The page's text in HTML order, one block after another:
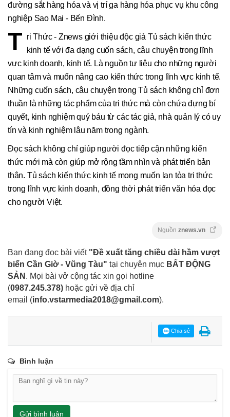
đường sắt hàng hóa và vị trí ga hàng hóa phục vụ khu công
nghiệp Sao Mai - Bến Đình.
T ri Thức - Znews giới thiệu độc giả Tủ sách kiến thức
kinh tế với đa dạng cuốn sách, câu chuyện trong lĩnh
vực kinh doanh, kinh tế. Là nguồn tư liệu cho những người
quan tâm và muốn nâng cao kiến thức trong lĩnh vực kinh tế.
Những cuốn sách, câu chuyện trong Tủ sách không chỉ đơn
thuần là những tác phẩm của tri thức mà còn chứa đựng bí
quyết, kinh nghiệm quý báu từ các tác giả, nhà quản lý có uy
tín và kinh nghiệm lâu năm trong ngành.
Đọc sách không chỉ giúp người đọc tiếp cận những kiến
thức mới mà còn giúp mở rộng tầm nhìn và phát triển bản
thân. Tủ sách kiến thức kinh tế mong muốn lan tỏa tri thức
trong lĩnh vực kinh doanh, đồng thời phát triển văn hóa đọc
cho người Việt.
Nguồn znews.vn
Bạn đang đọc bài viết "Đề xuất tăng chiều dài hầm vượt
biển Cần Giờ - Vũng Tàu" tại chuyên mục BẤT ĐỘNG
SẢN . Mọi bài vở cộng tác xin gọi hotline
(0987.245.378) hoặc gửi về địa chỉ
email (info.vstarmedia2018@gmail.com).
Chia sẻ
Bình luận
Gửi bình luận